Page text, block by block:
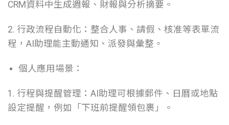
CRM資料中生成週報、財報與分析摘要。
2. 行政流程自動化：整合人事、請假、核准等表單流
程，AI助理能主動通知、派發與彙整。
個人應用場景：
1. 行程與提醒管理：AI助理可根據郵件、日曆或地點
設定提醒，例如「下班前提醒領包裹」。